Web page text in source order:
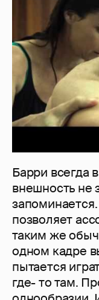
Барри всегда
внешность не
позволяет
таким же
одном кадре
пытается
где- то там.